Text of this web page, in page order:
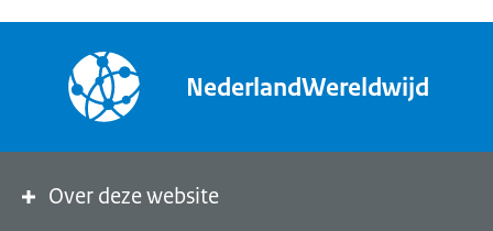
NederlandWereldwijd
Over deze website